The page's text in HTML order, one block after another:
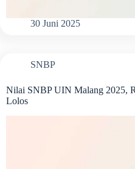
30 Juni 2025
SNBP
Nilai SNBP UIN Malang 2025,
Lolos